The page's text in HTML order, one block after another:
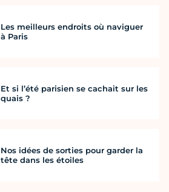
Les meilleurs endroits où naviguer
à Paris
Et si l’été parisien se cachait sur les
quais ?
Nos idées de sorties pour garder la
tête dans les étoiles